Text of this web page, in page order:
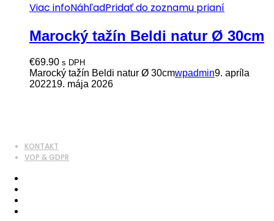
Viac infoNáhľadPridať do zoznamu prianí
Marocký tažín Beldi natur Ø 30cm
€69.90 s DPH
Marocký tažín Beldi natur Ø 30cmwpadmin9. apríla
202219. mája 2026
KONTAKT
VOP & GDPR